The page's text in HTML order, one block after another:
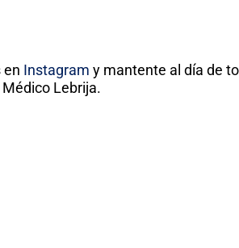
en Instagram y mantente al día de
Lebrija.